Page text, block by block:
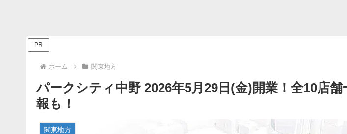
PR
ホーム 関東地方
パークシティ中野 2026年5月29日(金)開業！全10店舗
報も！
関東地方